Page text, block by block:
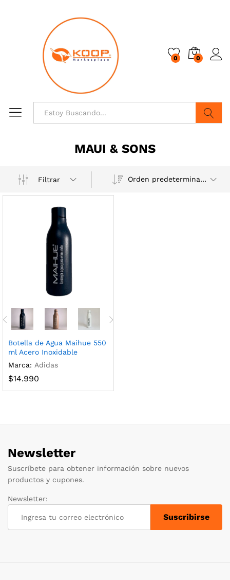
0 0
MAUI & SONS
Filtrar Orden predeterminado
Botella de Agua Maihue 550
ml Acero Inoxidable
Marca: Adidas
$14.990
Newsletter
Suscríbete para obtener información sobre nuevos
productos y cupones.
Newsletter: